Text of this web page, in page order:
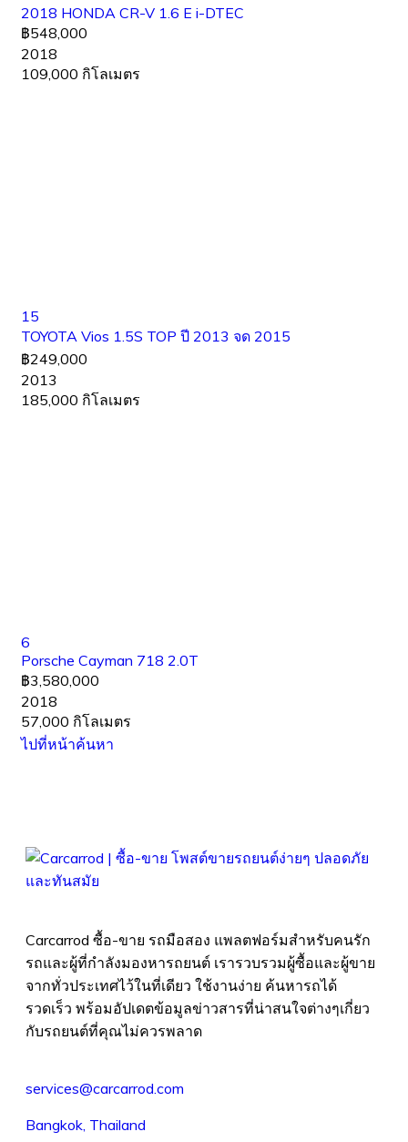
2018 HONDA CR-V 1.6 E i-DTEC
฿548,000
2018
109,000 กิโลเมตร
15
TOYOTA Vios 1.5S TOP ปี 2013 จด 2015
฿249,000
2013
185,000 กิโลเมตร
6
Porsche Cayman 718 2.0T
฿3,580,000
2018
57,000 กิโลเมตร
ไปที่หน้าค้นหา
Carcarrod ซื้อ-ขาย รถมือสอง แพลตฟอร์มสำหรับคนรัก
รถและผู้ที่กำลังมองหารถยนต์ เรารวบรวมผู้ซื้อและผู้ขาย
จากทั่วประเทศไว้ในที่เดียว ใช้งานง่าย ค้นหารถได้
รวดเร็ว พร้อมอัปเดตข้อมูลข่าวสารที่น่าสนใจต่างๆเกี่ยว
กับรถยนต์ที่คุณไม่ควรพลาด
services@carcarrod.com
Bangkok, Thailand